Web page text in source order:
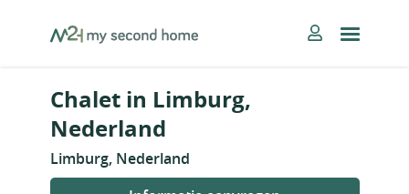
MySecondHome
Chalet in Limburg,
Nederland
Limburg, Nederland